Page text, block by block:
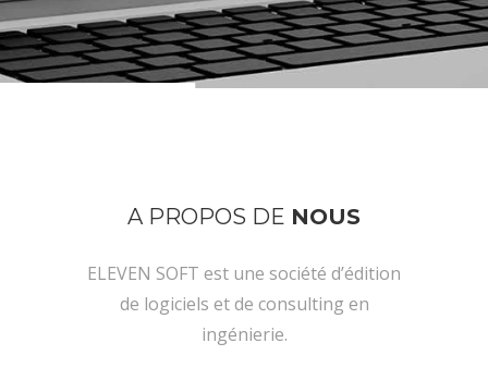
A PROPOS DE NOUS
ELEVEN SOFT est une société d’édition
de logiciels et de consulting en
ingénierie.